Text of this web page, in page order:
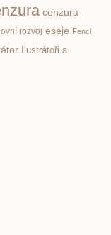
cenzura
rozvoj eseje Fencl
Ilustrátoři a